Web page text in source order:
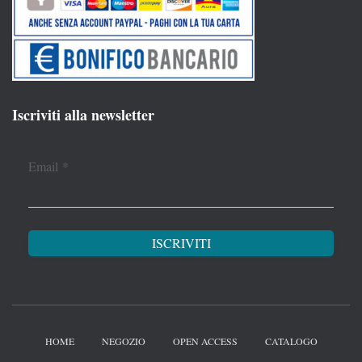
Iscriviti alla newsletter
Email *
HOME NEGOZIO OPEN ACCESS CATALOGO